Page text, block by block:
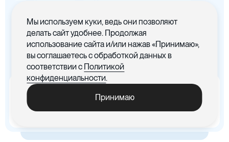
Цифровые договоры
Цифровая бухгалтерия
Все документы в одном месте с
понятным интерфейсом
x5
Ускорились процедуры
обработки документов
-30%
издержки, связанные с печатью
Мы используем куки, ведь они позволяют
делать сайт удобнее. Продолжая
использование сайта и/или нажав «Принимаю»,
вы соглашаетесь с обработкой данных в
соответствии с Политикой
конфиденциальности.
Принимаю